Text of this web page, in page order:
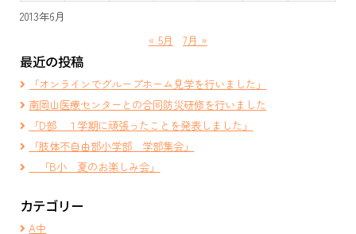
2013年6月
« 5月 7月 »
最近の投稿
「オンラインでグループホーム見学を行いました」
南岡山医療センターとの合同防災研修を行いました
「D部 １学期に頑張ったことを発表しました」
「肢体不自由部小学部 学部集会」
「B小 夏のお楽しみ会」
カテゴリー
A中